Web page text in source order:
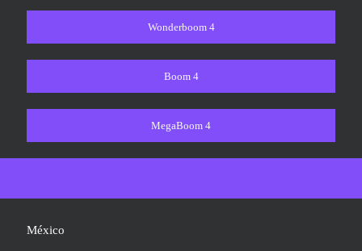
Wonderboom 4
Boom 4
MegaBoom 4
México